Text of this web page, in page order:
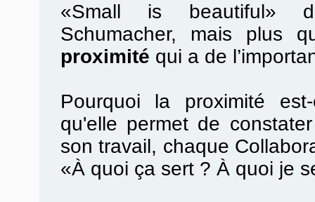
«Small is beautiful»
Schumacher, mais plus
proximité qui a de
Pourquoi la proximité
qu'elle permet de
son travail, chaque
«À quoi ça sert ? À quoi je